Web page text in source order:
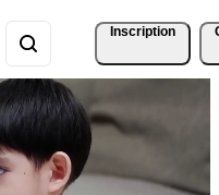
Inscription